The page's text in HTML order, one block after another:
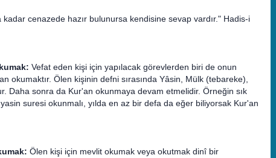
kadar cenazede hazır bulunursa kendisine sevap vardır." Hadis-i
Vefat eden kişi için yapılacak görevlerden biri de onun
okumaktır. Ölen kişinin defni sırasında Yâsin, Mülk (tebareke),
Daha sonra da Kur'an okunmaya devam etmelidir. Örneğin sık
suresi okunmalı, yılda en az bir defa da eğer biliyorsak Kur'an
Ölen kişi için mevlit okumak veya okutmak dinî bir